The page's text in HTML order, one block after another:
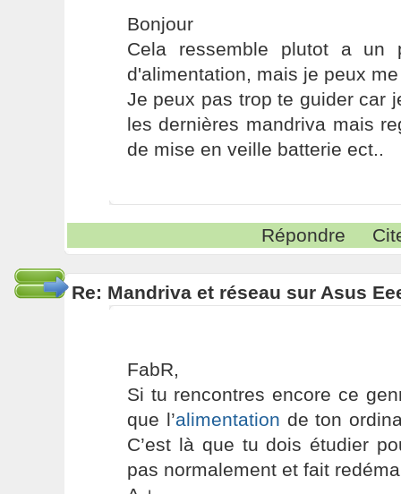
Bonjour
Cela ressemble plutot a un
d'alimentation, mais je peux
Je peux pas trop te guider car
les dernières mandriva mais
de mise en veille batterie ect..
Répondre
Re: Mandriva et réseau sur Asus
FabR,
Si tu rencontres encore ce
que l’alimentation de ton
C’est là que tu dois étudier
pas normalement et fait